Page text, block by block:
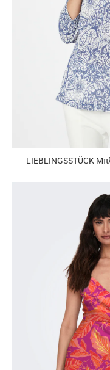
LIEBLINGSSTÜCK